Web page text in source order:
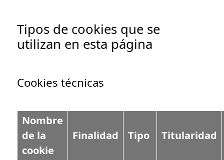
Tipos de cookies que se
utilizan en esta página
Cookies técnicas
Nombre
de la
cookie
Finalidad Tipo Titularidad